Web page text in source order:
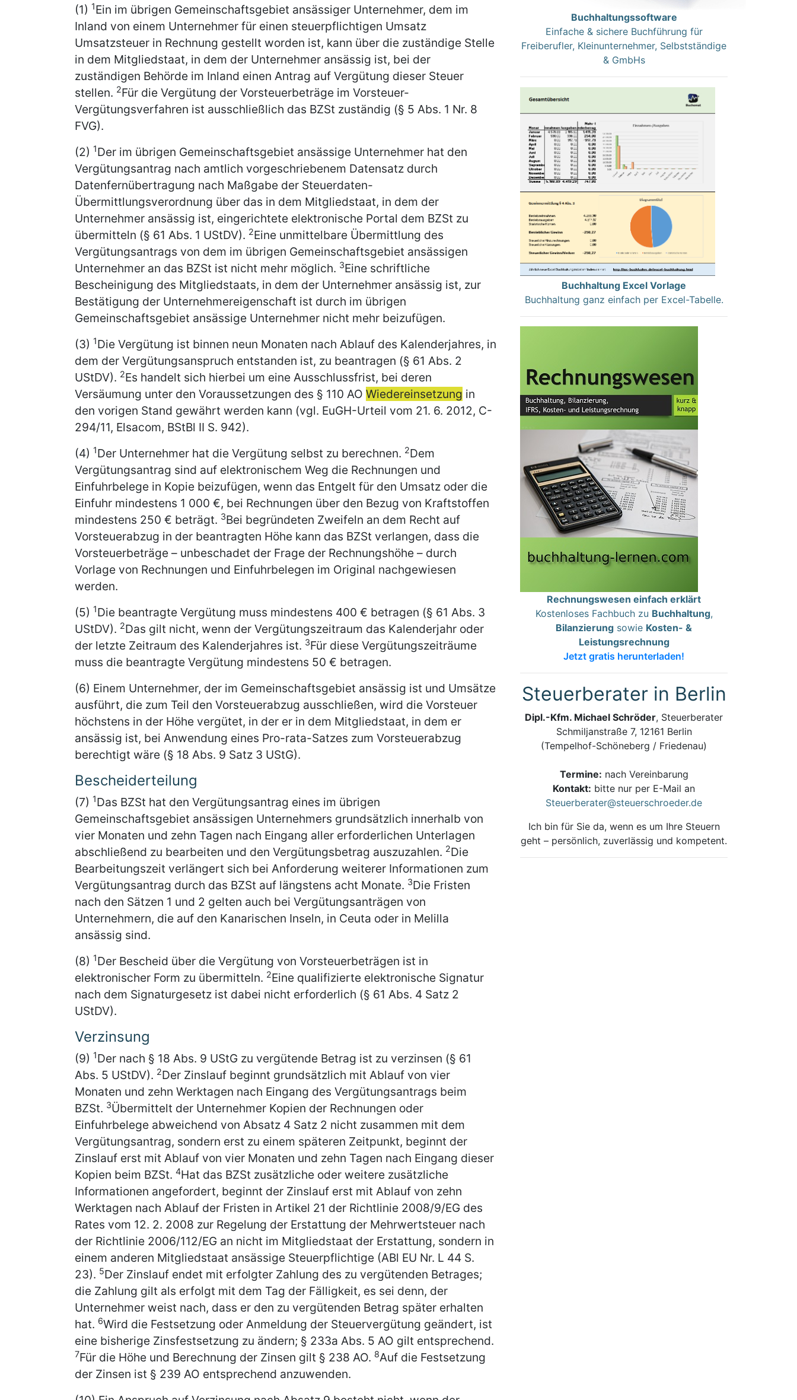
(1) 1Ein im übrigen Gemeinschaftsgebiet ansässiger Unternehmer, dem im
Inland von einem Unternehmer für einen steuerpflichtigen Umsatz
Umsatzsteuer in Rechnung gestellt worden ist, kann über die zuständige Stelle
in dem Mitgliedstaat, in dem der Unternehmer ansässig ist, bei der
zuständigen Behörde im Inland einen Antrag auf Vergütung dieser Steuer
stellen. 2Für die Vergütung der Vorsteuerbeträge im Vorsteuer-
Vergütungsverfahren ist ausschließlich das BZSt zuständig (§ 5 Abs. 1 Nr. 8
FVG).
(2) 1Der im übrigen Gemeinschaftsgebiet ansässige Unternehmer hat den
Vergütungsantrag nach amtlich vorgeschriebenem Datensatz durch
Datenfernübertragung nach Maßgabe der Steuerdaten-
Übermittlungsverordnung über das in dem Mitgliedstaat, in dem der
Unternehmer ansässig ist, eingerichtete elektronische Portal dem BZSt zu
übermitteln (§ 61 Abs. 1 UStDV). 2Eine unmittelbare Übermittlung des
Vergütungsantrags von dem im übrigen Gemeinschaftsgebiet ansässigen
Unternehmer an das BZSt ist nicht mehr möglich. 3Eine schriftliche
Bescheinigung des Mitgliedstaats, in dem der Unternehmer ansässig ist, zur
Bestätigung der Unternehmereigenschaft ist durch im übrigen
Gemeinschaftsgebiet ansässige Unternehmer nicht mehr beizufügen.
(3) 1Die Vergütung ist binnen neun Monaten nach Ablauf des Kalenderjahres, in
dem der Vergütungsanspruch entstanden ist, zu beantragen (§ 61 Abs. 2
UStDV). 2Es handelt sich hierbei um eine Ausschlussfrist, bei deren
Versäumung unter den Voraussetzungen des § 110 AO Wiedereinsetzung in
den vorigen Stand gewährt werden kann (vgl. EuGH-Urteil vom 21. 6. 2012, C-
294/11, Elsacom, BStBl II S. 942).
(4) 1Der Unternehmer hat die Vergütung selbst zu berechnen. 2Dem
Vergütungsantrag sind auf elektronischem Weg die Rechnungen und
Einfuhrbelege in Kopie beizufügen, wenn das Entgelt für den Umsatz oder die
Einfuhr mindestens 1 000 €, bei Rechnungen über den Bezug von Kraftstoffen
mindestens 250 € beträgt. 3Bei begründeten Zweifeln an dem Recht auf
Vorsteuerabzug in der beantragten Höhe kann das BZSt verlangen, dass die
Vorsteuerbeträge – unbeschadet der Frage der Rechnungshöhe – durch
Vorlage von Rechnungen und Einfuhrbelegen im Original nachgewiesen
werden.
(5) 1Die beantragte Vergütung muss mindestens 400 € betragen (§ 61 Abs. 3
UStDV). 2Das gilt nicht, wenn der Vergütungszeitraum das Kalenderjahr oder
der letzte Zeitraum des Kalenderjahres ist. 3Für diese Vergütungszeiträume
muss die beantragte Vergütung mindestens 50 € betragen.
(6) Einem Unternehmer, der im Gemeinschaftsgebiet ansässig ist und Umsätze
ausführt, die zum Teil den Vorsteuerabzug ausschließen, wird die Vorsteuer
höchstens in der Höhe vergütet, in der er in dem Mitgliedstaat, in dem er
ansässig ist, bei Anwendung eines Pro-rata-Satzes zum Vorsteuerabzug
berechtigt wäre (§ 18 Abs. 9 Satz 3 UStG).
Bescheiderteilung
(7) 1Das BZSt hat den Vergütungsantrag eines im übrigen
Gemeinschaftsgebiet ansässigen Unternehmers grundsätzlich innerhalb von
vier Monaten und zehn Tagen nach Eingang aller erforderlichen Unterlagen
abschließend zu bearbeiten und den Vergütungsbetrag auszuzahlen. 2Die
Bearbeitungszeit verlängert sich bei Anforderung weiterer Informationen zum
Vergütungsantrag durch das BZSt auf längstens acht Monate. 3Die Fristen
nach den Sätzen 1 und 2 gelten auch bei Vergütungsanträgen von
Unternehmern, die auf den Kanarischen Inseln, in Ceuta oder in Melilla
ansässig sind.
(8) 1Der Bescheid über die Vergütung von Vorsteuerbeträgen ist in
elektronischer Form zu übermitteln. 2Eine qualifizierte elektronische Signatur
nach dem Signaturgesetz ist dabei nicht erforderlich (§ 61 Abs. 4 Satz 2
UStDV).
Verzinsung
(9) 1Der nach § 18 Abs. 9 UStG zu vergütende Betrag ist zu verzinsen (§ 61
Abs. 5 UStDV). 2Der Zinslauf beginnt grundsätzlich mit Ablauf von vier
Monaten und zehn Werktagen nach Eingang des Vergütungsantrags beim
BZSt. 3Übermittelt der Unternehmer Kopien der Rechnungen oder
Einfuhrbelege abweichend von Absatz 4 Satz 2 nicht zusammen mit dem
Vergütungsantrag, sondern erst zu einem späteren Zeitpunkt, beginnt der
Zinslauf erst mit Ablauf von vier Monaten und zehn Tagen nach Eingang dieser
Kopien beim BZSt. 4Hat das BZSt zusätzliche oder weitere zusätzliche
Informationen angefordert, beginnt der Zinslauf erst mit Ablauf von zehn
Werktagen nach Ablauf der Fristen in Artikel 21 der Richtlinie 2008/9/EG des
Rates vom 12. 2. 2008 zur Regelung der Erstattung der Mehrwertsteuer nach
der Richtlinie 2006/112/EG an nicht im Mitgliedstaat der Erstattung, sondern in
einem anderen Mitgliedstaat ansässige Steuerpflichtige (ABl EU Nr. L 44 S.
23). 5Der Zinslauf endet mit erfolgter Zahlung des zu vergütenden Betrages;
die Zahlung gilt als erfolgt mit dem Tag der Fälligkeit, es sei denn, der
Unternehmer weist nach, dass er den zu vergütenden Betrag später erhalten
hat. 6Wird die Festsetzung oder Anmeldung der Steuervergütung geändert, ist
eine bisherige Zinsfestsetzung zu ändern; § 233a Abs. 5 AO gilt entsprechend.
7Für die Höhe und Berechnung der Zinsen gilt § 238 AO. 8Auf die Festsetzung
der Zinsen ist § 239 AO entsprechend anzuwenden.
Buchhaltungssoftware
Einfache & sichere Buchführung für
Freiberufler, Kleinunternehmer, Selbstständige
& GmbHs
Buchhaltung Excel Vorlage
Buchhaltung ganz einfach per Excel-Tabelle.
Rechnungswesen einfach erklärt
Kostenloses Fachbuch zu Buchhaltung,
Bilanzierung sowie Kosten- &
Leistungsrechnung
Jetzt gratis herunterladen!
Steuerberater in Berlin
Dipl.-Kfm. Michael Schröder, Steuerberater
Schmiljanstraße 7, 12161 Berlin
(Tempelhof-Schöneberg / Friedenau)
Termine: nach Vereinbarung
Kontakt: bitte nur per E-Mail an
Steuerberater@steuerschroeder.de
Ich bin für Sie da, wenn es um Ihre Steuern
geht – persönlich, zuverlässig und kompetent.